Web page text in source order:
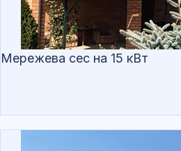
Мережева сес на 15 кВт